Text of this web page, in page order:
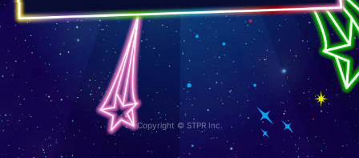
Copyright © STPR Inc.